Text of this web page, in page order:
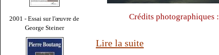
2001 - Essai sur l'œuvre de
George Steiner
Crédits photographiques
Lire la suite